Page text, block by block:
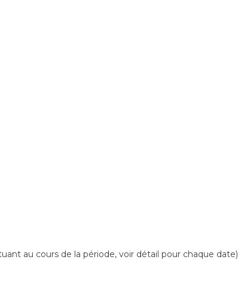
au cours de la période, voir détail pour chaque date)